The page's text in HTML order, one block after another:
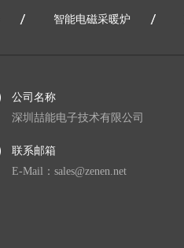
智能电磁采暖炉
公司名称
深圳喆能电子技术有限公司
联系邮箱
E-Mail：sales@zenen.net